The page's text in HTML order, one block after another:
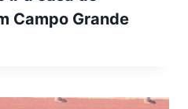
Campo Grande